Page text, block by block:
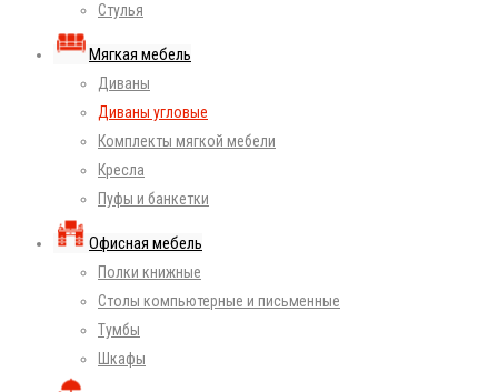
Стулья
Мягкая мебель
Диваны
Диваны угловые
Комплекты мягкой мебели
Кресла
Пуфы и банкетки
Офисная мебель
Полки книжные
Столы компьютерные и письменные
Тумбы
Шкафы